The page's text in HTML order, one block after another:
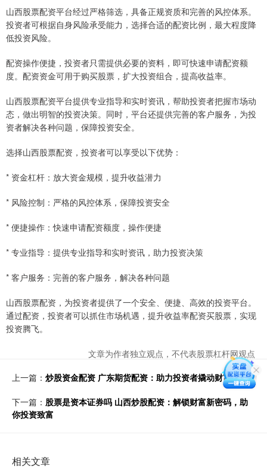
山西股票配资平台经过严格筛选，具备正规资质和完善的风控体系。
投资者可根据自身风险承受能力，选择合适的配资比例，最大程度降
低投资风险。
配资操作便捷，投资者只需提供必要的资料，即可快速申请配资额
度。配资资金可用于购买股票，扩大投资组合，提高收益率。
山西股票配资平台提供专业指导和实时资讯，帮助投资者把握市场动
态，做出明智的投资决策。同时，平台还提供完善的客户服务，为投
资者解决各种问题，保障投资安全。
选择山西股票配资，投资者可以享受以下优势：
* 资金杠杆：放大资金规模，提升收益潜力
* 风险控制：严格的风控体系，保障投资安全
* 便捷操作：快速申请配资额度，操作便捷
* 专业指导：提供专业指导和实时资讯，助力投资决策
* 客户服务：完善的客户服务，解决各种问题
山西股票配资，为投资者提供了一个安全、便捷、高效的投资平台。
通过配资，投资者可以抓住市场机遇，提升收益率配资买股票，实现
投资腾飞。
文章为作者独立观点，不代表股票杠杆网观点
上一篇： 炒股资金配资 广东期货配资：助力投资者撬动财富杠杆
下一篇： 股票是资本证券吗 山西炒股配资：解锁财富新密码，助
你投资致富
相关文章